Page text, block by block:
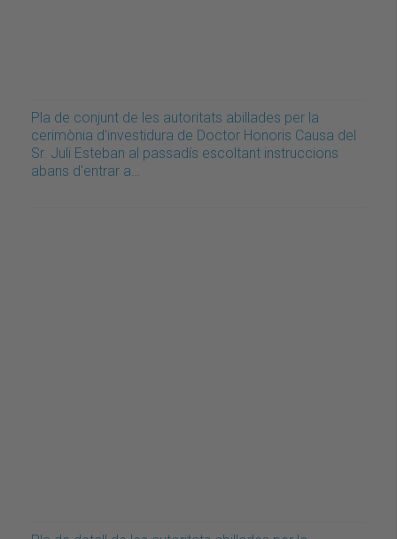
Pla de conjunt de les autoritats abillades per la
cerimònia d'investidura de Doctor Honoris Causa del
Sr. Juli Esteban al passadís escoltant instruccions
abans d'entrar a…